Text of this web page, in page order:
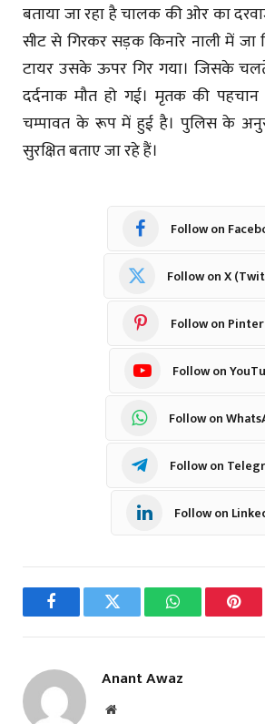
बताया जा रहा है चालक की ओर का
सीट से गिरकर सड़क किनारे नाली में जा
टायर उसके ऊपर गिर गया। जिसके
दर्दनाक मौत हो गई। मृतक की पहचान
चम्पावत के रूप में हुई है। पुलिस के
सुरक्षित बताए जा रहे हैं।
Follow on
Follow on X
Follow on
Follow on
Follow on
Follow on
Follow on
FacebookTwitter WhatsApp
Anant Awaz
Website